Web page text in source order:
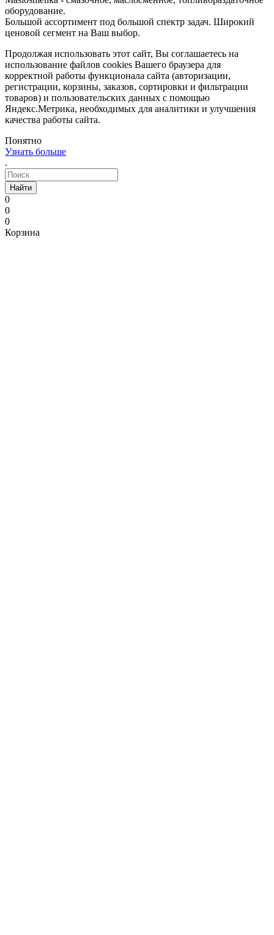
оборудование.
Большой ассортимент под большой спектр задач. Широкий
ценовой сегмент на Ваш выбор.
Продолжая использовать этот сайт, Вы соглашаетесь на
использование файлов cookies Вашего браузера для
корректной работы функционала сайта (авторизации,
регистрации, корзины, заказов, сортировки и фильтрации
товаров) и пользовательских данных с помощью
Яндекс.Метрика, необходимых для аналитики и улучшения
качества работы сайта.
Понятно
Узнать больше
.
Найти
0
0
0
Корзина